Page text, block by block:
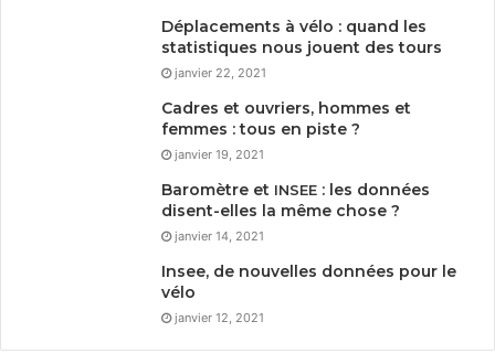
Déplacements à vélo : quand les
statistiques nous jouent des tours
janvier 22, 2021
Cadres et ouvriers, hommes et
femmes : tous en piste ?
janvier 19, 2021
Baromètre et INSEE : les données
disent-elles la même chose ?
janvier 14, 2021
Insee, de nouvelles données pour le
vélo
janvier 12, 2021